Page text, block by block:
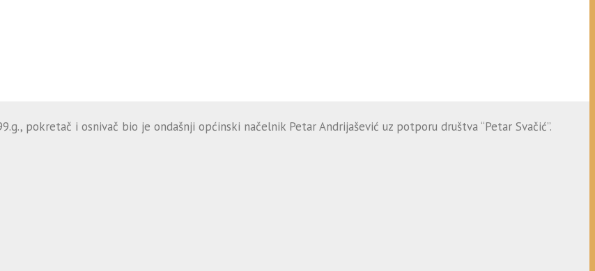
pokretač i osnivač bio je ondašnji općinski načelnik Petar Andrijašević uz potporu društva “Petar Svačić”.